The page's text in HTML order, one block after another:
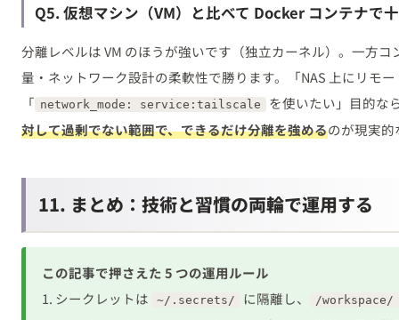
Q5. 仮想マシン（VM）と比べて Docker コンテナで
分離レベルは VM のほうが強いです（独立カーネル）。一方
量・ネットワーク設計の柔軟性で勝ります。「NAS 上にリモ
「 network_mode: service:tailscale
を使いたい」目的な
対して過剰でない範囲で、できるだけ分離を強めるのが現実
11. まとめ：技術と習慣の両輪で運用する
この記事で押さえた 5 つの運用ルール
1. シークレットは
~/.secrets/ に隔離し、 /workspace/